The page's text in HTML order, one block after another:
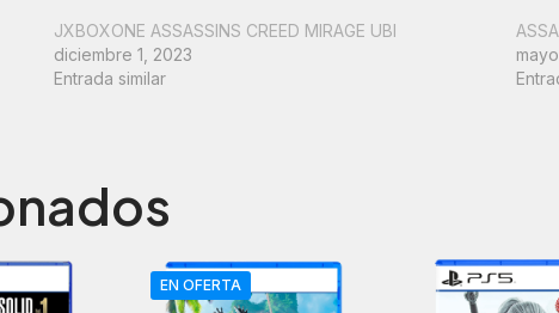
JXBOXONE ASSASSINS CREED MIRAGE UBI
diciembre 1, 2023
Entrada similar
EN OFERTA